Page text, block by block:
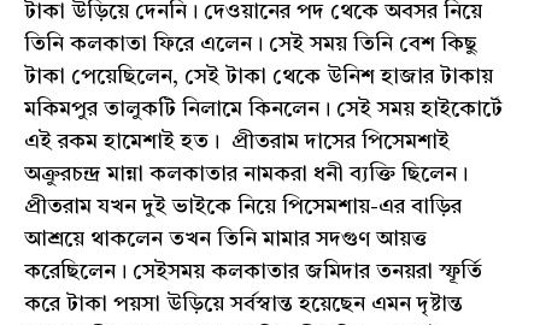
টাকা উড়িয়ে দেননি। দেওয়ানের পদ থেকে অবসর নিয়ে
তিনি কলকাতা ফিরে এলেন। সেই সময় তিনি বেশ কিছু
টাকা পেয়েছিলেন, সেই টাকা থেকে উনিশ হাজার টাকায়
মকিমপুর তালুকটি নিলামে কিনলেন। সেই সময় হাইকোর্টে
এই রকম হামেশাই হত। প্রীতরাম দাসের পিসেমশাই
অক্রুরচন্দ্র মান্না কলকাতার নামকরা ধনী ব্যক্তি ছিলেন।
প্রীতরাম যখন দুই ভাইকে নিয়ে পিসেমশায়-এর বাড়ির
আশ্রয়ে থাকলেন তখন তিনি মামার সদগুণ আয়ত্ত
করেছিলেন। সেইসময় কলকাতার জমিদার তনয়রা স্ফূর্তি
করে টাকা পয়সা উড়িয়ে সর্বস্বান্ত হয়েছেন এমন দৃষ্টান্ত